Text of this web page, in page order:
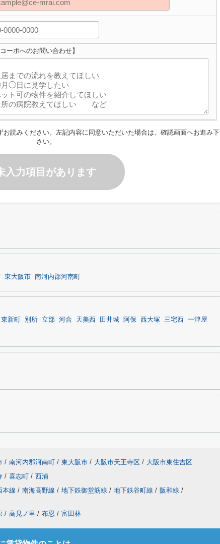
コーポへのお問い合わせ】
お読みください。左記内容に同意いただいた場合は、確認画面へお進み下
さい。
入力項目があります
東大阪市 南河内郡河南町
東新町 別所 立部 河合 天美西 田井城 阿保 西大塚 三宅西
一津屋
/ 南河内郡河南町 / 東大阪市 / 大阪市天王寺区 / 大阪市東住吉区
/ 喜志町 / 西浦
本線 / 南海高野線 / 地下鉄御堂筋線 / 地下鉄谷町線 / 阪和線 /
/ 高見ノ里 / 布忍 / 富田林